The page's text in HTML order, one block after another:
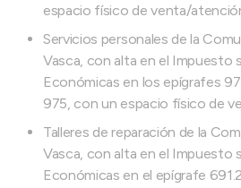
espacio físico de venta/
Servicios personales de la
Vasca, con alta en el Impuesto
Económicas en los epígrafes
975, con un espacio físico de
Talleres de reparación de la
Vasca, con alta en el Impuesto
Económicas en el epígrafe